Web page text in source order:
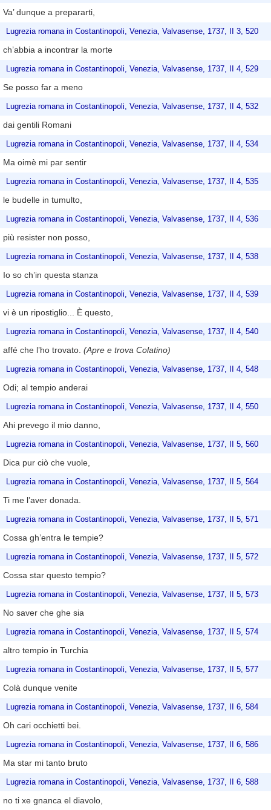
Va’ dunque a prepararti,
Lugrezia romana in Costantinopoli, Venezia, Valvasense, 1737, II 3, 520
ch’abbia a incontrar la morte
Lugrezia romana in Costantinopoli, Venezia, Valvasense, 1737, II 4, 529
Se posso far a meno
Lugrezia romana in Costantinopoli, Venezia, Valvasense, 1737, II 4, 532
dai gentili Romani
Lugrezia romana in Costantinopoli, Venezia, Valvasense, 1737, II 4, 534
Ma oimè mi par sentir
Lugrezia romana in Costantinopoli, Venezia, Valvasense, 1737, II 4, 535
le budelle in tumulto,
Lugrezia romana in Costantinopoli, Venezia, Valvasense, 1737, II 4, 536
più resister non posso,
Lugrezia romana in Costantinopoli, Venezia, Valvasense, 1737, II 4, 538
Io so ch’in questa stanza
Lugrezia romana in Costantinopoli, Venezia, Valvasense, 1737, II 4, 539
vi è un ripostiglio... È questo,
Lugrezia romana in Costantinopoli, Venezia, Valvasense, 1737, II 4, 540
affé che l’ho trovato. (Apre e trova Colatino)
Lugrezia romana in Costantinopoli, Venezia, Valvasense, 1737, II 4, 548
Odi; al tempio anderai
Lugrezia romana in Costantinopoli, Venezia, Valvasense, 1737, II 4, 550
Ahi prevego il mio danno,
Lugrezia romana in Costantinopoli, Venezia, Valvasense, 1737, II 5, 560
Dica pur ciò che vuole,
Lugrezia romana in Costantinopoli, Venezia, Valvasense, 1737, II 5, 564
Ti me l’aver donada.
Lugrezia romana in Costantinopoli, Venezia, Valvasense, 1737, II 5, 571
Cossa gh’entra le tempie?
Lugrezia romana in Costantinopoli, Venezia, Valvasense, 1737, II 5, 572
Cossa star questo tempio?
Lugrezia romana in Costantinopoli, Venezia, Valvasense, 1737, II 5, 573
No saver che ghe sia
Lugrezia romana in Costantinopoli, Venezia, Valvasense, 1737, II 5, 574
altro tempio in Turchia
Lugrezia romana in Costantinopoli, Venezia, Valvasense, 1737, II 5, 577
Colà dunque venite
Lugrezia romana in Costantinopoli, Venezia, Valvasense, 1737, II 6, 584
Oh cari occhietti bei.
Lugrezia romana in Costantinopoli, Venezia, Valvasense, 1737, II 6, 586
Ma star mi tanto bruto
Lugrezia romana in Costantinopoli, Venezia, Valvasense, 1737, II 6, 588
no ti xe gnanca el diavolo,